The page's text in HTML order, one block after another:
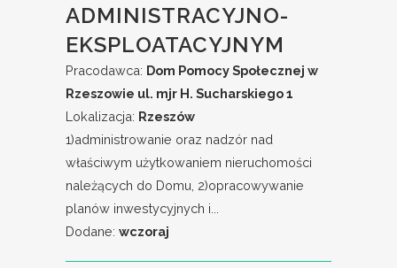
ADMINISTRACYJNO-
EKSPLOATACYJNYM
Pracodawca: Dom Pomocy Społecznej w
Rzeszowie ul. mjr H. Sucharskiego 1
Lokalizacja: Rzeszów
1)administrowanie oraz nadzór nad
właściwym użytkowaniem nieruchomości
należących do Domu, 2)opracowywanie
planów inwestycyjnych i...
Dodane: wczoraj